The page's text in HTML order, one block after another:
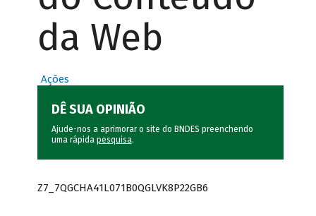
da Web
Ações
DÊ SUA OPINIÃO
Ajude-nos a aprimorar o site do BNDES preenchendo
uma rápida pesquisa.
Z7_7QGCHA41L071B0QGLVK8P22GB6